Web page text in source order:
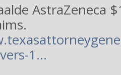
AstraZeneca
1…